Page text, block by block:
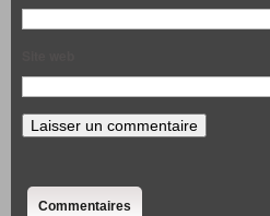
Commentaires